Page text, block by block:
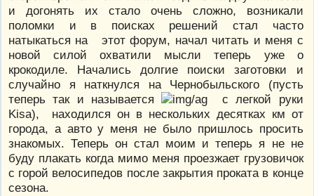
и догонять их стало очень сложно, возникали
поломки и в поисках решений стал часто
натыкаться на этот форум, начал читать и меня с
новой силой охватили мысли теперь уже о
крокодиле. Начались долгие поиски заготовки и
случайно я наткнулся на Чернобыльского (пусть
теперь так и называется
с легкой руки
Kisa), находился он в нескольких десятках км от
города, а авто у меня не было пришлось просить
знакомых. Теперь он стал моим и теперь я не не
буду плакать когда мимо меня проезжает грузовичок
с горой велосипедов после закрытия проката в конце
сезона.